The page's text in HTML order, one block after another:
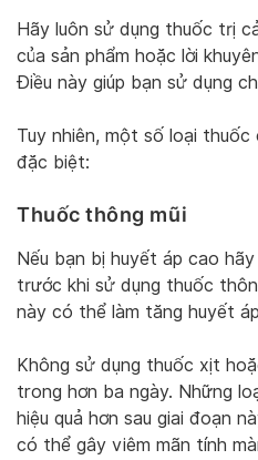
Hãy luôn sử dụng thuốc trị
của sản phẩm hoặc lời
Điều này giúp bạn sử dụng
Tuy nhiên, một số loại
đặc biệt:
Thuốc thông mũi
Nếu bạn bị huyết áp cao
trước khi sử dụng thuốc
này có thể làm tăng huyết
Không sử dụng thuốc xịt
trong hơn ba ngày. Những
hiệu quả hơn sau giai đoạn
có thể gây viêm mãn tính